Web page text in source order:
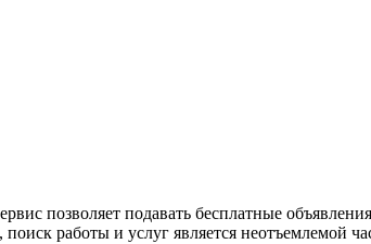
позволяет подавать бесплатные
работы и услуг является неотъемлемой